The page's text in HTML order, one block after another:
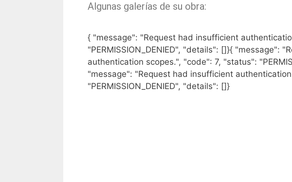
Algunas galerías de su obra:
{ "message": "Request had insufficient
"PERMISSION_DENIED", "details": []}{ "message":
authentication scopes.", "code": 7, "status":
"message": "Request had insufficient
"PERMISSION_DENIED", "details": []}